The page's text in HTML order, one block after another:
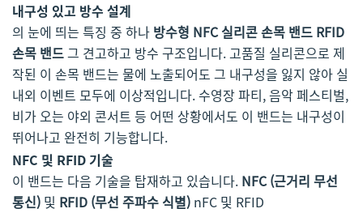
내구성 있고 방수 설계
의 눈에 띄는 특징 중 하나 방수형 NFC 실리콘 손목 밴드 RFID
손목 밴드그 견고하고 방수 구조입니다. 고품질 실리콘으로 제
작된 이 손목 밴드는 물에 노출되어도 그 내구성을 잃지 않아 실
내외 이벤트 모두에 이상적입니다. 수영장 파티, 음악 페스티벌,
비가 오는 야외 콘서트 등 어떤 상황에서도 이 밴드는 내구성이
뛰어나고 완전히 기능합니다.
NFC 및 RFID 기술
이 밴드는 다음 기술을 탑재하고 있습니다. NFC (근거리 무선
통신) 및 RFID (무선 주파수 식별) nFC 및 RFID